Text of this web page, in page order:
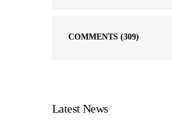
COMMENTS (309)
Latest News